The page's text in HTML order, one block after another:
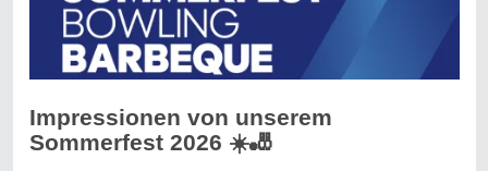
Impressionen von unserem
Sommerfest 2026 ☀️🎳